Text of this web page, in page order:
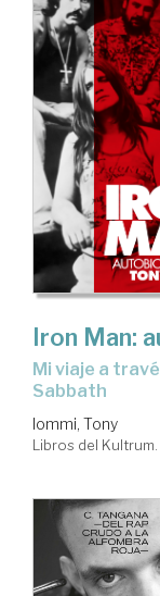
Iron Man:
Mi viaje a través del cielo y el infierno con Black
Sabbath
Iommi, Tony
Libros del